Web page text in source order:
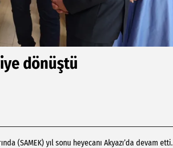
dönüştü
(SAMEK) yıl sonu heyecanı Akyazı’da devam etti.